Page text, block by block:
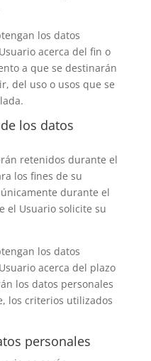
los datos
acerca del fin o
a que se destinarán
del uso o usos que se
los datos
retenidos durante el
los fines de su
durante el
el Usuario solicite su
los datos
acerca del plazo
los datos personales
los criterios utilizados
personales